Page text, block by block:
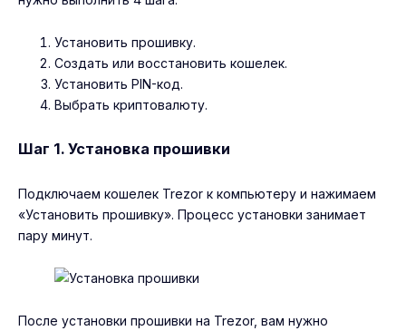
Установить прошивку.
Создать или восстановить кошелек.
Установить PIN-код.
Выбрать криптовалюту.
Шаг 1. Установка прошивки
Подключаем кошелек Trezor к компьютеру и нажимаем
«Установить прошивку». Процесс установки занимает
пару минут.
После установки прошивки на Trezor, вам нужно